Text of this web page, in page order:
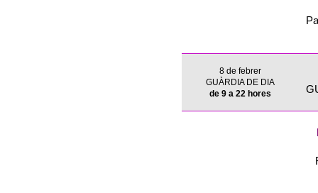
8 de febrer
GUÀRDIA DE DIA
de 9 a 22 hores